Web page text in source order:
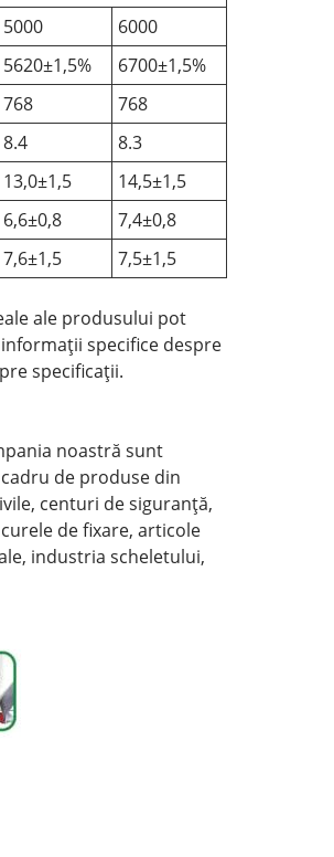
5000
6000
5620±1,5%
6700±1,5%
768
768
8.4
8.3
13,0±1,5
14,5±1,5
6,6±0,8
7,4±0,8
7,6±1,5 7,5±1,5
ale produsului pot
specifice despre
specificații.
noastră sunt
de produse din
centuri de siguranță,
de fixare, articole
industria scheletului,